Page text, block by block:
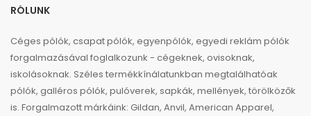
RÓLUNK
Céges pólók, csapat pólók, egyenpólók, egyedi reklám pólók
forgalmazásával foglalkozunk - cégeknek, ovisoknak,
iskolásoknak. Széles termékkínálatunkban megtalálhatóak
pólók, galléros pólók, pulóverek, sapkák, mellények, törölközők
is. Forgalmazott márkáink: Gildan, Anvil, American Apparel,